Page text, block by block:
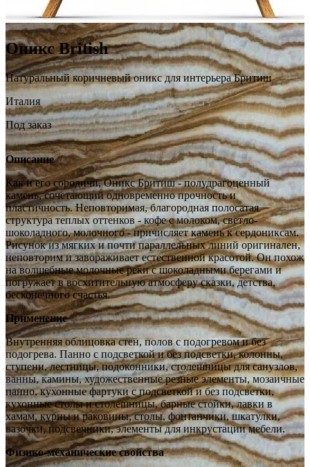
Оникс British
Натуральный коричневый оникс для интерьера Бритиш
Италия
Под заказ
Описание
Как и его сородичи, Оникс Бритиш - полудрагоценный
камень, сочетающий одновременно прочность и
пластичность. Неповторимая, благородная полосатая
структура теплых оттенков - кофе с молоком, светло-
шоколадного, молочного - причисляет камень к сердониксам.
Рисунок из мягких и почти параллельных линий оригинален,
неповторим и завораживает естественной красотой. Он похож
на волшебные молочные реки с шоколадными берегами и
погружает в восхитительную атмосферу сказки, детства,
бесконечного счастья.
Применение
Внутренняя облицовка стен, полов с подогревом и без
подогрева. Панно с подсветкой и без подсветки, колонны,
ступени, лестницы, подоконники, столешницы для санузлов,
ванны, камины, художественные резные элементы, мозаичные
панно, кухонные фартуки с подсветкой и без подсветки,
кухонные столы и столешницы, барные стойки, лавки в
хамам, курны и раковины, столы, фонтанчики, шкатулки,
вазочки, подсвечники, элементы для инкрустации мебели.
Физико-механические свойства